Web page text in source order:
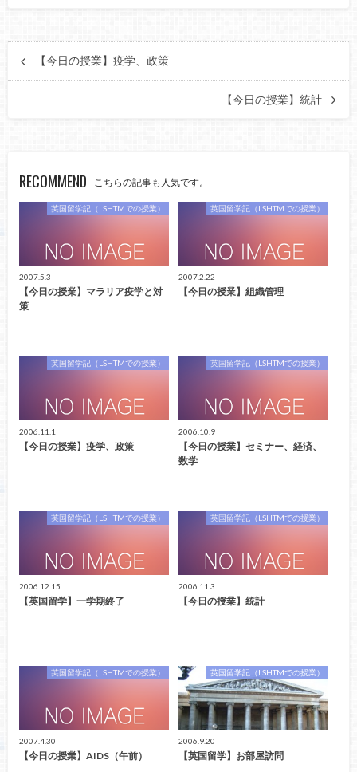
【今日の授業】疫学、政策
【今日の授業】統計
RECOMMEND こちらの記事も人気です。
英国留学記（LSHTMでの授業）
2007.5.3
【今日の授業】マラリア疫学と対
策
英国留学記（LSHTMでの授業）
2007.2.22
【今日の授業】組織管理
英国留学記（LSHTMでの授業）
2006.11.1
【今日の授業】疫学、政策
英国留学記（LSHTMでの授業）
2006.10.9
【今日の授業】セミナー、経済、
数学
英国留学記（LSHTMでの授業）
2006.12.15
【英国留学】一学期終了
英国留学記（LSHTMでの授業）
2006.11.3
【今日の授業】統計
英国留学記（LSHTMでの授業）
2007.4.30
【今日の授業】AIDS（午前）
英国留学記（LSHTMでの授業）
2006.9.20
【英国留学】お部屋訪問